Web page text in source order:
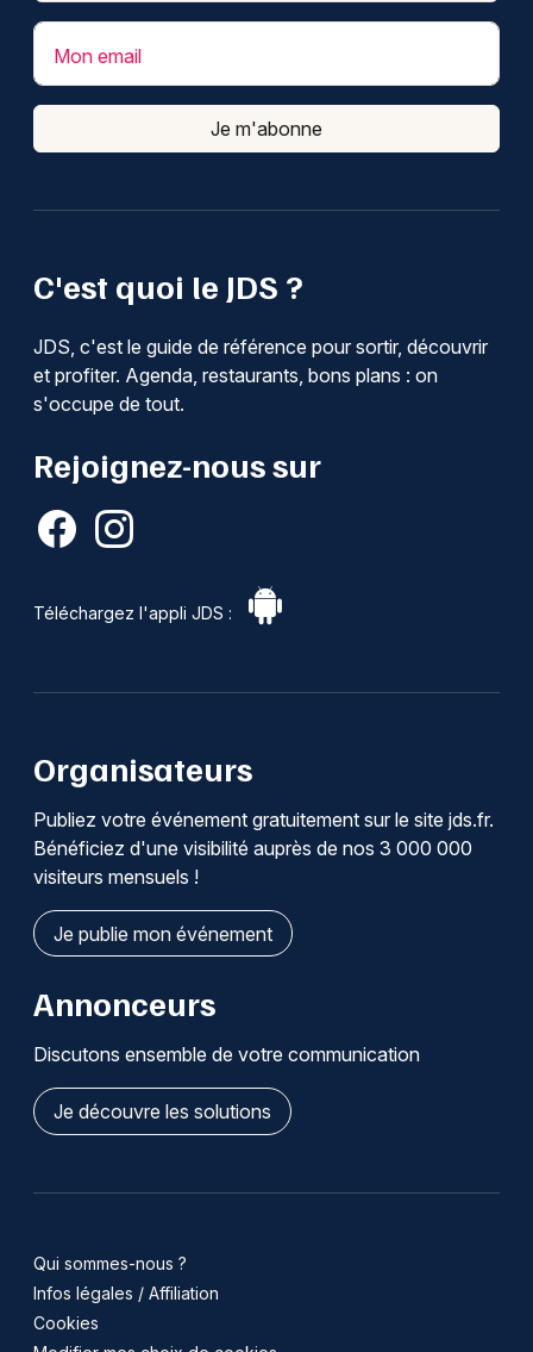
C'est quoi le JDS ?
JDS, c'est le guide de référence pour sortir, découvrir
et profiter. Agenda, restaurants, bons plans : on
s'occupe de tout.
Rejoignez-nous sur
Téléchargez l'appli JDS :
Mon email
Je m'abonne
Organisateurs
Publiez votre événement gratuitement sur le site jds.fr.
Bénéficiez d'une visibilité auprès de nos 3 000 000
visiteurs mensuels !
Je publie mon événement
Annonceurs
Discutons ensemble de votre communication
Je découvre les solutions
Qui sommes-nous ?
Infos légales / Affiliation
Cookies